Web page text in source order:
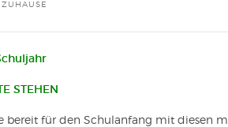
ZUHAUSE
STEHEN
bereit für den Schulanfang mit diesen